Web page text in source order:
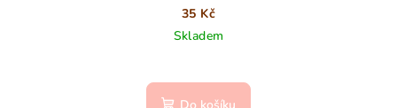
35 Kč
Skladem